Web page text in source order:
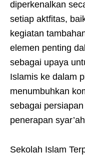
diperkenalkan
setiap aktfitas,
kegiatan
elemen penting
sebagai upaya
Islamis ke dalam
menumbuhkan
sebagai
penerapan
Sekolah Islam